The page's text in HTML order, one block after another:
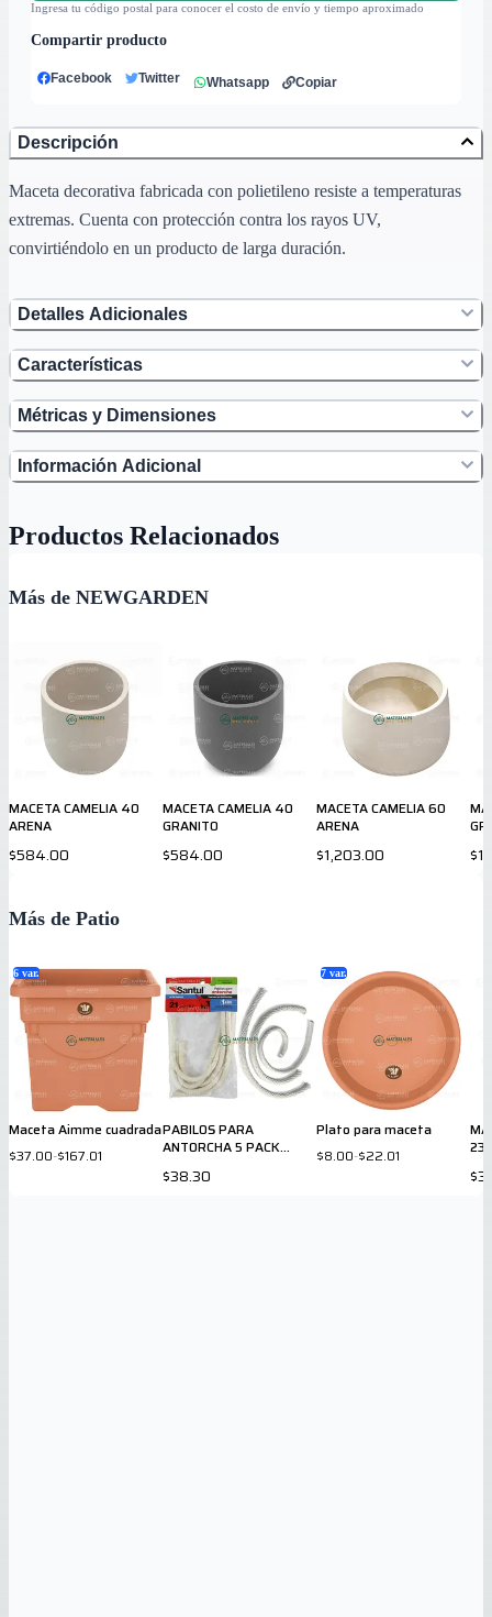
Ingresa tu código postal para conocer el costo de envío y tiempo aproximado
Compartir producto
Facebook Twitter Whatsapp Copiar
Descripción
Maceta decorativa fabricada con polietileno resiste a temperaturas
extremas. Cuenta con protección contra los rayos UV,
convirtiéndolo en un producto de larga duración.
Detalles Adicionales
Características
Métricas y Dimensiones
Información Adicional
Productos Relacionados
Más de NEWGARDEN
MACETA CAMELIA 40
ARENA
$584.00
MACETA CAMELIA 40
GRANITO
$584.00
MACETA CAMELIA 60
ARENA
$1,203.00
Más de Patio
6 var.
Maceta Aimme cuadrada
$37.00-$167.01
PABILOS PARA
ANTORCHA 5 PACK
$38.30
7 var.
Plato para maceta
$8.00-$22.01
23